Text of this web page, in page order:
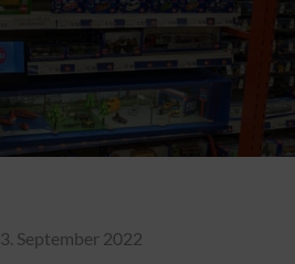
Posted
3. September 2022